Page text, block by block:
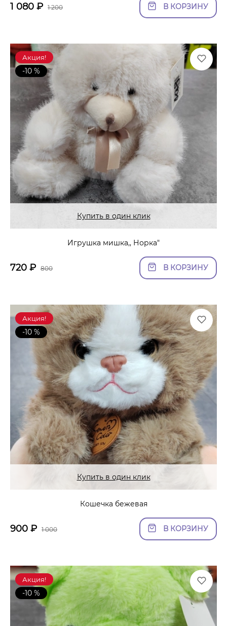
1 080 ₽ 1 200 В КОРЗИНУ
Акция!
-10 %
Купить в один клик
Игрушка мишка,, Норка"
720 ₽ 800 В КОРЗИНУ
Акция!
-10 %
Купить в один клик
Кошечка бежевая
900 ₽ 1 000 В КОРЗИНУ
Акция!
-10 %